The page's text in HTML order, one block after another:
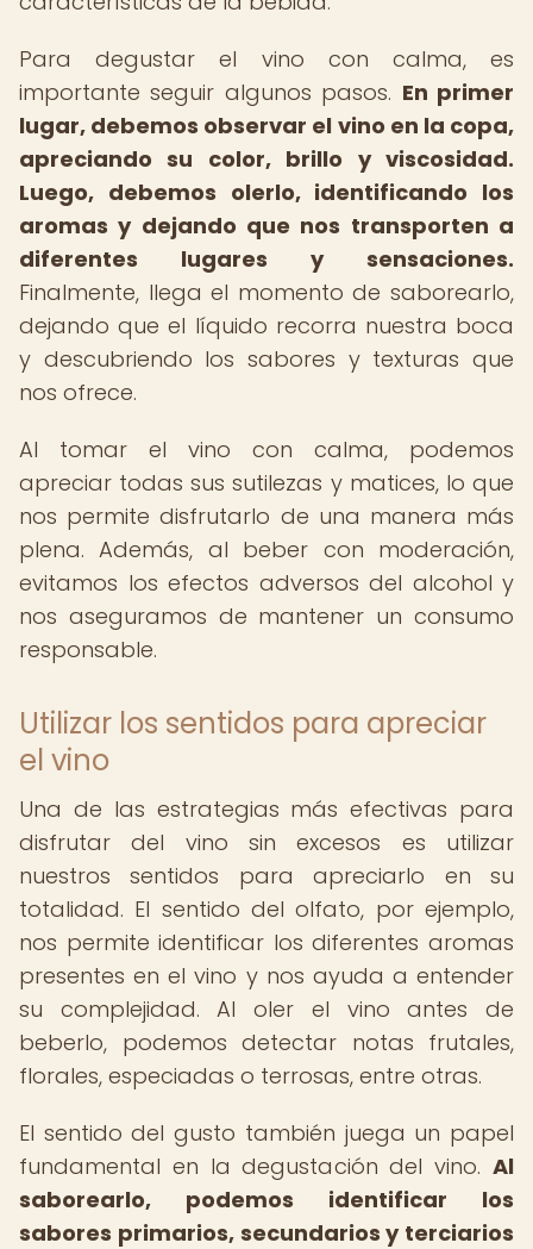
Para degustar el vino con calma, es
importante seguir algunos pasos. En primer
lugar, debemos observar el vino en la copa,
apreciando su color, brillo y viscosidad.
Luego, debemos olerlo, identificando los
aromas y dejando que nos transporten a
diferentes lugares y sensaciones.
Finalmente, llega el momento de saborearlo,
dejando que el líquido recorra nuestra boca
y descubriendo los sabores y texturas que
nos ofrece.
Al tomar el vino con calma, podemos
apreciar todas sus sutilezas y matices, lo que
nos permite disfrutarlo de una manera más
plena. Además, al beber con moderación,
evitamos los efectos adversos del alcohol y
nos aseguramos de mantener un consumo
responsable.
Utilizar los sentidos para apreciar
el vino
Una de las estrategias más efectivas para
disfrutar del vino sin excesos es utilizar
nuestros sentidos para apreciarlo en su
totalidad. El sentido del olfato, por ejemplo,
nos permite identificar los diferentes aromas
presentes en el vino y nos ayuda a entender
su complejidad. Al oler el vino antes de
beberlo, podemos detectar notas frutales,
florales, especiadas o terrosas, entre otras.
El sentido del gusto también juega un papel
fundamental en la degustación del vino. Al
saborearlo, podemos identificar los
sabores primarios, secundarios y terciarios